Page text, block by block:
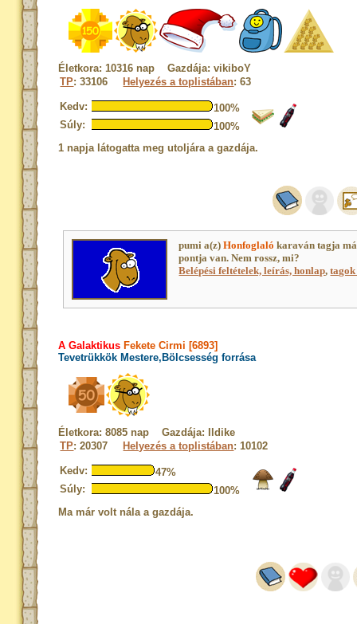
Életkora: 10316 nap Gazdája: vikiboY
TP: 33106 Helyezés a toplistában: 63
Kedv:
100%
Súly:
100%
1 napja látogatta meg utoljára a gazdája.
pumi a(z)Honfoglaló karaván tagja
pontja van. Nem rossz, mi?
Belépési feltételek, leírás, honlap,
A Galaktikus Fekete Cirmi [6893]
Tevetrükkök Mestere,Bölcsesség forrása
Életkora: 8085 nap Gazdája: Ildike
TP: 20307 Helyezés a toplistában: 10102
Kedv:
47%
Súly:
100%
Ma már volt nála a gazdája.